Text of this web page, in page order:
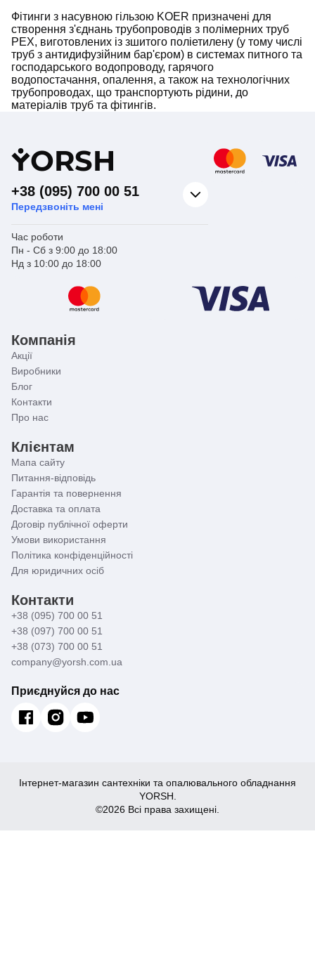
Фітинги з насувною гільзою KOER призначені для
створення з'єднань трубопроводів з полімерних труб
PEX, виготовлених із зшитого поліетилену (у тому числі
труб з антидифузійним бар'єром) в системах питного та
господарського водопроводу, гарячого
водопостачання, опалення, а також на технологічних
трубопроводах, що транспортують рідини, до
матеріалів труб та фітингів.
YORSH
+38 (095) 700 00 51
Передзвоніть мені
Час роботи
Пн - Сб з 9:00 до 18:00
Нд з 10:00 до 18:00
Компанія
Акції
Виробники
Блог
Контакти
Про нас
Клієнтам
Мапа сайту
Питання-відповідь
Гарантія та повернення
Доставка та оплата
Договір публічної оферти
Умови використання
Політика конфіденційності
Для юридичних осіб
Контакти
+38 (095) 700 00 51
+38 (097) 700 00 51
+38 (073) 700 00 51
company@yorsh.com.ua
Приєднуйся до нас
Інтернет-магазин сантехніки та опалювального обладнання
YORSH.
©2026 Всі права захищені.